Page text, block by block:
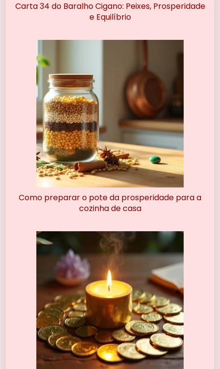
Carta 34 do Baralho Cigano: Peixes, Prosperidade
e Equilíbrio
Como preparar o pote da prosperidade para a
cozinha de casa